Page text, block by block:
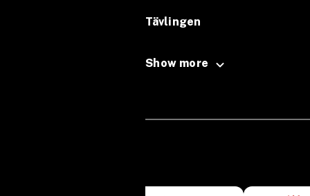
Tävlingen
Varje lag utmanas i flera
Vi har designat tävlingen för
görs vid avanmälan. Vid
Show more